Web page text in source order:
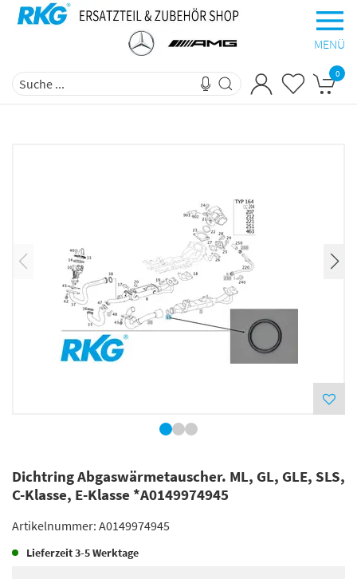
MENÜ
0
Dichtring Abgaswärmetauscher. ML, GL, GLE, SLS,
C-Klasse, E-Klasse *A0149974945
Artikelnummer: A0149974945
Lieferzeit3-5 Werktage